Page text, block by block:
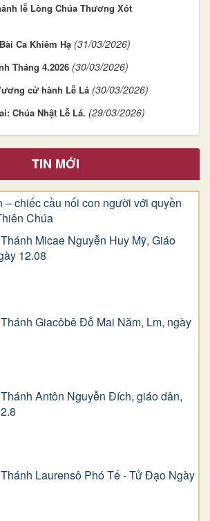
lễ Lòng Chúa Thương Xót
Ca Khiêm Hạ (31/03/2026)
Tháng 4.2026 (30/03/2026)
cử hành Lễ Lá (30/03/2026)
Chúa Nhật Lễ Lá. (29/03/2026)
TIN MỚI
– chiếc cầu nối con người với quyền
Chúa
Micae Nguyễn Huy Mỹ, Giáo
12.08
Giacôbê Ðỗ Mai Năm, Lm, ngày
Antôn Nguyễn Ðích, giáo dân,
Laurensô Phó Tế - Tử Đạo Ngày